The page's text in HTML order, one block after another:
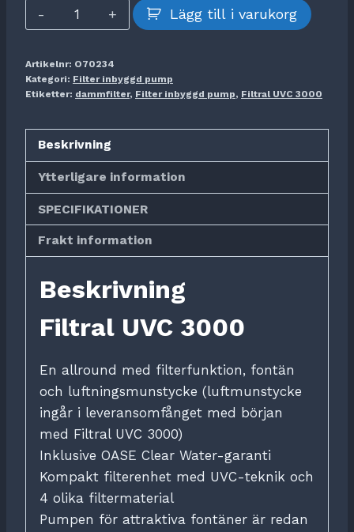
Filtral
UVC
mängd
Lägg till i varukorg
Artikelnr: O70234
Kategori: Filter inbyggd pump
Etiketter: dammfilter, Filter inbyggd pump, Filtral UVC 3000
Beskrivning
Ytterligare information
SPECIFIKATIONER
Frakt information
Beskrivning
Filtral UVC 3000
En allround med filterfunktion, fontän
och luftningsmunstycke (luftmunstycke
ingår i leveransomfånget med början
med Filtral UVC 3000)
Inklusive OASE Clear Water-garanti
Kompakt filterenhet med UVC-teknik och
4 olika filtermaterial
Pumpen för attraktiva fontäner är redan